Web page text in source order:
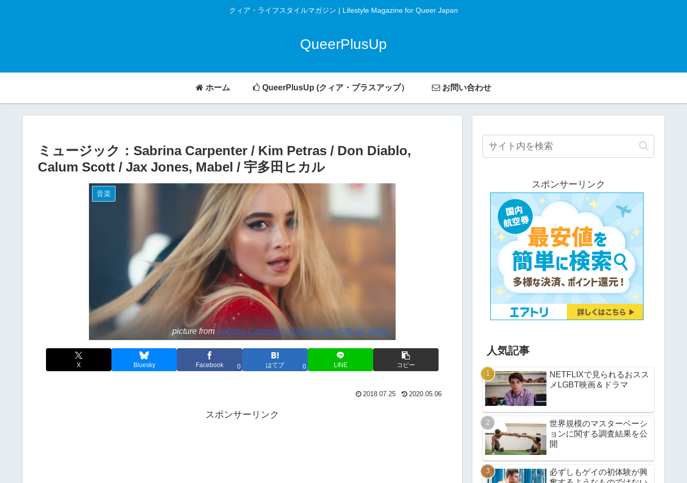
クィア・ライフスタイルマガジン | Lifestyle Magazine for Queer Japan
QueerPlusUp
ホーム QueerPlusUp (クィア・プラスアップ） お問い合わせ
ミュージック：Sabrina Carpenter / Kim Petras / Don Diablo,
Calum Scott / Jax Jones, Mabel / 宇多田ヒカル
音楽
picture fromSabrina Carpenter - Almost Love (Official Video)
X Bluesky Facebook 0 はてブ 0 LINE コピー
2018.07.25 2020.05.06
スポンサーリンク
スポンサーリンク
人気記事
NETFLIXで見られるおスス
メLGBT映画＆ドラマ
世界規模のマスターベーシ
ョンに関する調査結果を公
開
必ずしもゲイの初体験が興